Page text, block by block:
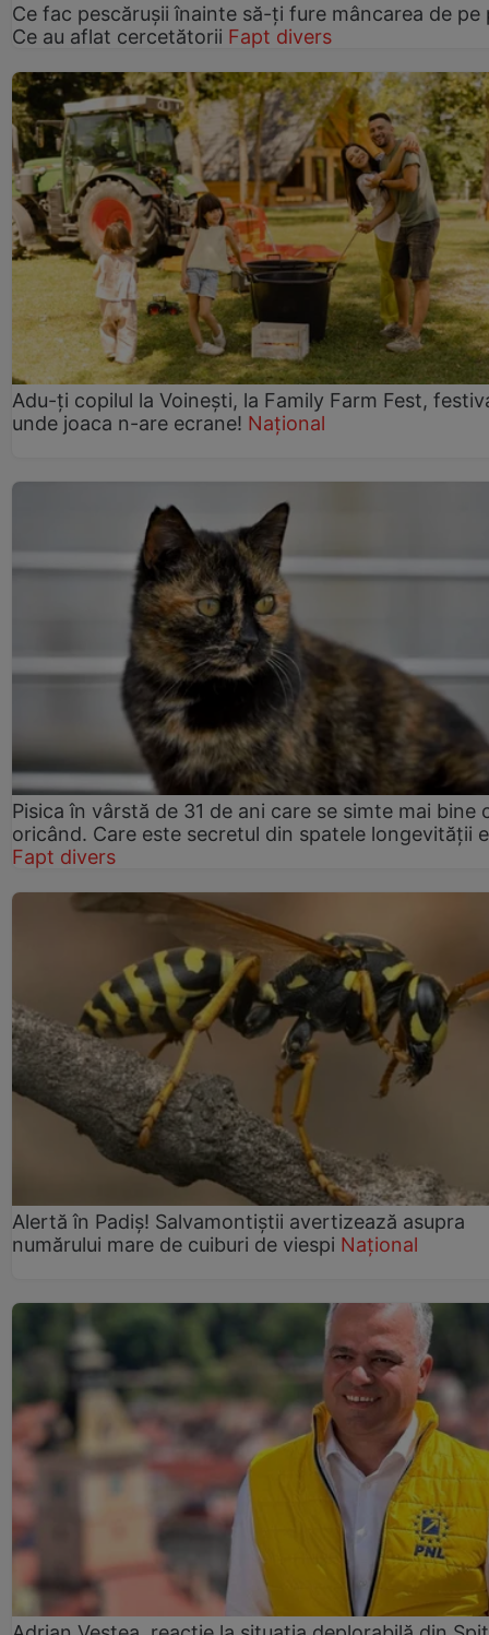
Ce fac pescărușii înainte să-ți fure mâncarea de pe
Ce au aflat cercetătorii Fapt divers
Adu-ți copilul la Voinești, la Family Farm Fest,
unde joaca n-are ecrane! Național
Pisica în vârstă de 31 de ani care se simte mai bine
oricând. Care este secretul din spatele longevității
Fapt divers
Alertă în Padiș! Salvamontiștii avertizează asupra
numărului mare de cuiburi de viespi Național